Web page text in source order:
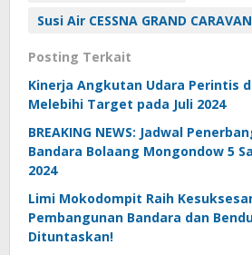
Susi Air CESSNA GRAND CARAVAN
Posting Terkait
Kinerja Angkutan Udara Perintis
Melebihi Target pada Juli 2024
BREAKING NEWS: Jadwal
Bandara Bolaang Mongondow 5
2024
Limi Mokodompit Raih
Pembangunan Bandara dan
Dituntaskan!